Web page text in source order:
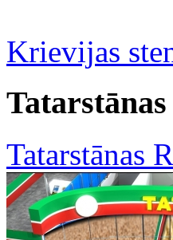
Krievijas
Tatarstānas